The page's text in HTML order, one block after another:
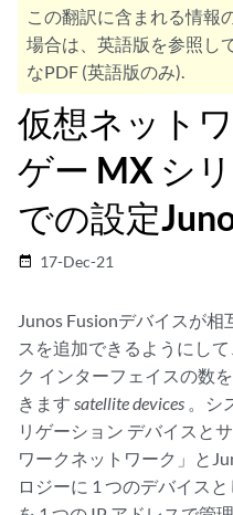
この翻訳に含まれる情報
場合は、英語版を参照し
なPDF (英語版のみ).
仮想ネット
ゲー MX シ
での設定
date_range 17-Dec-21
Junos Fusionデバイスが
スを追加できるようにし
ク インターフェイスの数
きます satellite devices 。シ
リゲーション デバイスと
ワークネットワーク」と
ロジーに 1 つのデバイス